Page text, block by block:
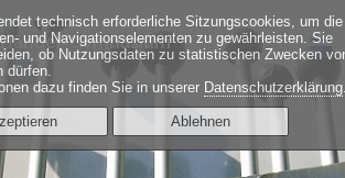
technisch erforderliche Sitzungscookies, um die
und Navigationselementen zu gewährleisten. Sie
ob Nutzungsdaten zu statistischen Zwecken
dürfen.
dazu finden Sie in unserer Datenschutzerklärung
Ablehnen
Gymnasium
≡